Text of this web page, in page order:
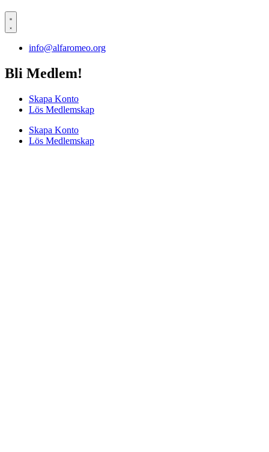
info@alfaromeo.org
Bli Medlem!
Skapa Konto
Lös Medlemskap
Skapa Konto
Lös Medlemskap